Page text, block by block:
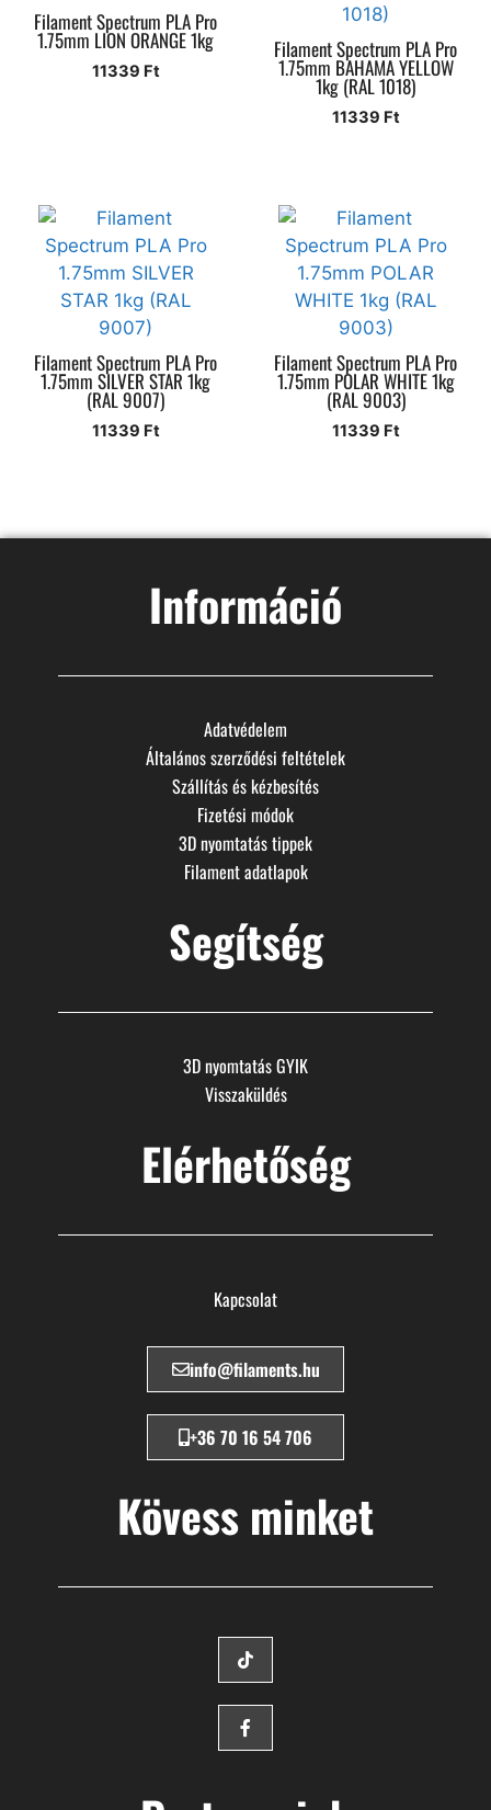
Filament Spectrum PLA Pro
1.75mm LION ORANGE 1kg
11339 Ft
Filament Spectrum PLA Pro
1.75mm BAHAMA YELLOW
1kg (RAL 1018)
11339 Ft
Filament Spectrum PLA Pro
1.75mm SILVER STAR 1kg
(RAL 9007)
11339 Ft
Filament Spectrum PLA Pro
1.75mm POLAR WHITE 1kg
(RAL 9003)
11339 Ft
Információ
Adatvédelem
Általános szerződési feltételek
Szállítás és kézbesítés
Fizetési módok
3D nyomtatás tippek
Filament adatlapok
Segítség
3D nyomtatás GYIK
Visszaküldés
Elérhetőség
Kapcsolat
info@filaments.hu
+36 70 16 54 706
Kövess minket